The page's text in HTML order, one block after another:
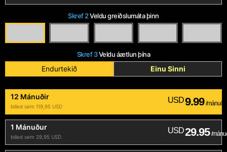
Skref 2Veldu greiðslumáta þinn
Skref 3Veldu áætlun þína
Endurtekið Einu Sinni
12 Mánuðir
billed sem 119,95 USD
USD9.99 /mánuði
1 Mánuður
billed sem 29,95 USD
USD29.95 /